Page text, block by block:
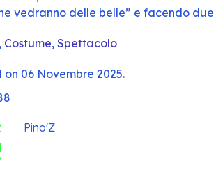
vedranno delle belle” e facendo
, Costume, Spettacolo
on 06 Novembre 2025.
Pino'Z